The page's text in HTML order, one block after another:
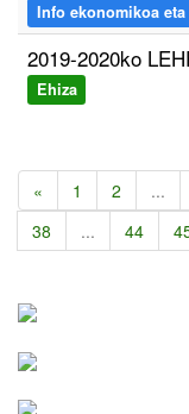
Info ekonomikoa
2019-2020ko
Ehiza
« 1 2 ...
38
... 44